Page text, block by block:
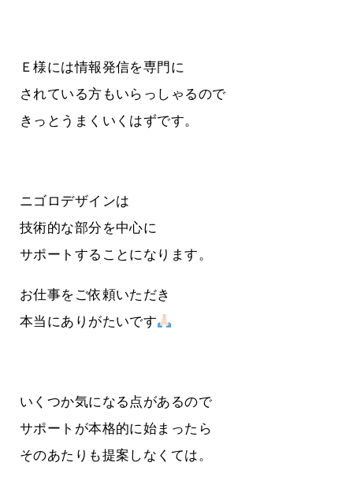
Ｅ様には情報発信を専門に
されている方もいらっしゃるので
きっとうまくいくはずです。
ニゴロデザインは
技術的な部分を中心に
サポートすることになります。
お仕事をご依頼いただき
本当にありがたいです
いくつか気になる点があるので
サポートが本格的に始まったら
そのあたりも提案しなくては。